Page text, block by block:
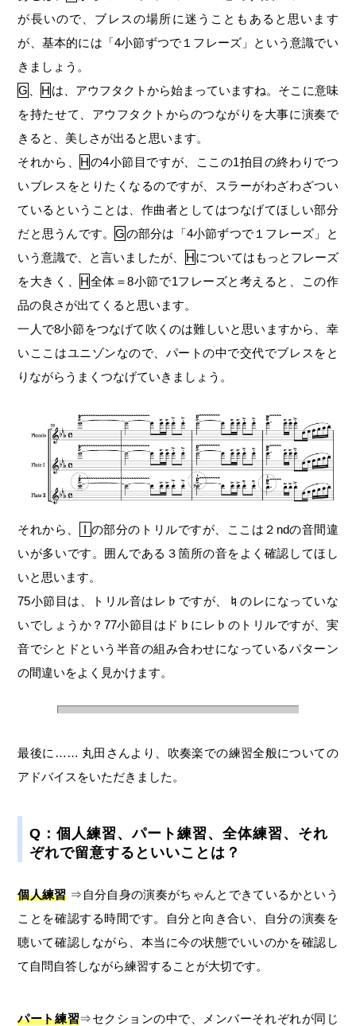
が長いので、ブレスの場所に迷うこともあると思います
が、基本的には「4小節ずつで１フレーズ」という意識でい
きましょう。
G
H は、アウフタクトから始まっていますね。そこに意味
を持たせて、アウフタクトからのつながりを大事に演奏で
きると、美しさが出ると思います。
それから、
Hの4小節目ですが、ここの1拍目の終わりでつ
いブレスをとりたくなるのですが、スラーがわざわざつい
ているということは、作曲者としてはつなげてほしい部分
だと思うんです。 Gの部分は「4小節ずつで１フレーズ」と
いう意識で、と言いましたが、
Hについてはもっとフレーズ
を大きく、
H全体＝8小節で1フレーズと考えると、この作
品の良さが出てくると思います。
一人で8小節をつなげて吹くのは難しいと思いますから、幸
いここはユニゾンなので、パートの中で交代でブレスをと
りながらうまくつなげていきましょう。
それから、 I の部分のトリルですが、ここは２ndの音間違
いが多いです。囲んである３箇所の音をよく確認してほし
いと思います。
75小節目は、トリル音はレ♭ですが、♮のレになっていな
いでしょうか？77小節目はド♭にレ♭のトリルですが、実
音でシとドという半音の組み合わせになっているパターン
の間違いをよく見かけます。
最後に…… 丸田さんより、吹奏楽での練習全般についての
アドバイスをいただきました。
Q：個人練習、パート練習、全体練習、それ
ぞれで留意するといいことは？
個人練習⇒自分自身の演奏がちゃんとできているかという
ことを確認する時間です。自分と向き合い、自分の演奏を
聴いて確認しながら、本当に今の状態でいいのかを確認し
て自問自答しながら練習することが大切です。
パート練習⇒セクションの中で、メンバーそれぞれが同じ